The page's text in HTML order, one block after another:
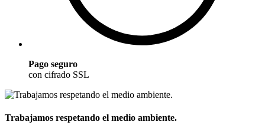
Pago seguro
con cifrado SSL
Trabajamos respetando el medio ambiente.